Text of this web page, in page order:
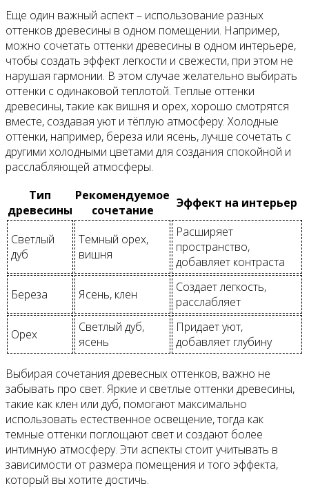
Еще один важный аспект – использование разных
оттенков древесины в одном помещении. Например,
можно сочетать оттенки древесины в одном интерьере,
чтобы создать эффект легкости и свежести, при этом не
нарушая гармонии. В этом случае желательно выбирать
оттенки с одинаковой теплотой. Теплые оттенки
древесины, такие как вишня и орех, хорошо смотрятся
вместе, создавая уют и тёплую атмосферу. Холодные
оттенки, например, береза или ясень, лучше сочетать с
другими холодными цветами для создания спокойной и
расслабляющей атмосферы.
Тип
древесины
Рекомендуемое
сочетание
Эффект на интерьер
Светлый
дуб
Темный орех,
вишня
Расширяет
пространство,
добавляет контраста
Береза Ясень, клен
Создает легкость,
расслабляет
Орех
Светлый дуб,
ясень
Придает уют,
добавляет глубину
Выбирая сочетания древесных оттенков, важно не
забывать про свет. Яркие и светлые оттенки древесины,
такие как клен или дуб, помогают максимально
использовать естественное освещение, тогда как
темные оттенки поглощают свет и создают более
интимную атмосферу. Эти аспекты стоит учитывать в
зависимости от размера помещения и того эффекта,
который вы хотите достичь.